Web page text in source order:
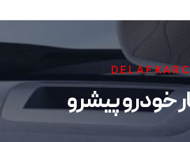
خودرو پیشرو